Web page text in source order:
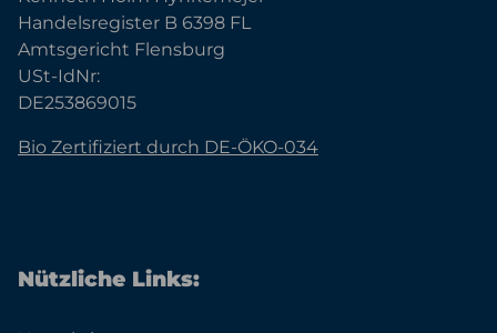
Handelsregister B 6398 FL
Amtsgericht Flensburg
USt-IdNr:
DE253869015
Bio Zertifiziert durch DE-ÖKO-034
Nützliche Links: